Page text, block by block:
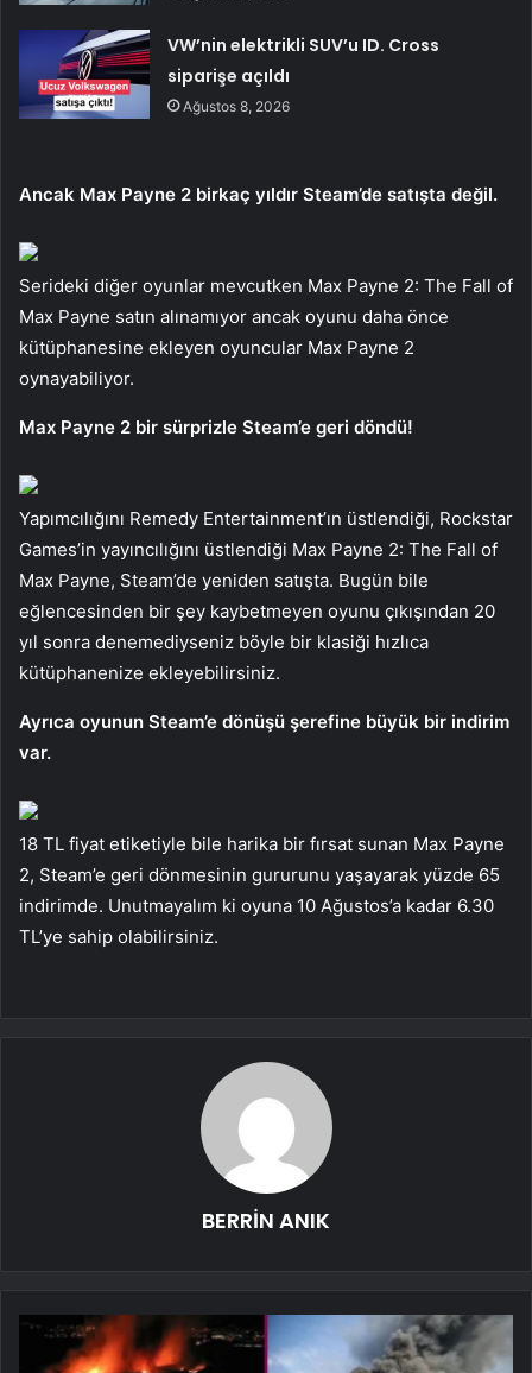
VW’nin elektrikli SUV’u ID. Cross
siparişe açıldı
Ağustos 8, 2026
Ancak Max Payne 2 birkaç yıldır Steam’de satışta değil.
Serideki diğer oyunlar mevcutken Max Payne 2: The Fall of
Max Payne satın alınamıyor ancak oyunu daha önce
kütüphanesine ekleyen oyuncular Max Payne 2
oynayabiliyor.
Max Payne 2 bir sürprizle Steam’e geri döndü!
Yapımcılığını Remedy Entertainment’ın üstlendiği, Rockstar
Games’in yayıncılığını üstlendiği Max Payne 2: The Fall of
Max Payne, Steam’de yeniden satışta. Bugün bile
eğlencesinden bir şey kaybetmeyen oyunu çıkışından 20
yıl sonra denemediyseniz böyle bir klasiği hızlıca
kütüphanenize ekleyebilirsiniz.
Ayrıca oyunun Steam’e dönüşü şerefine büyük bir indirim
var.
18 TL fiyat etiketiyle bile harika bir fırsat sunan Max Payne
2, Steam’e geri dönmesinin gururunu yaşayarak yüzde 65
indirimde. Unutmayalım ki oyuna 10 Ağustos’a kadar 6.30
TL’ye sahip olabilirsiniz.
BERRİN ANIK